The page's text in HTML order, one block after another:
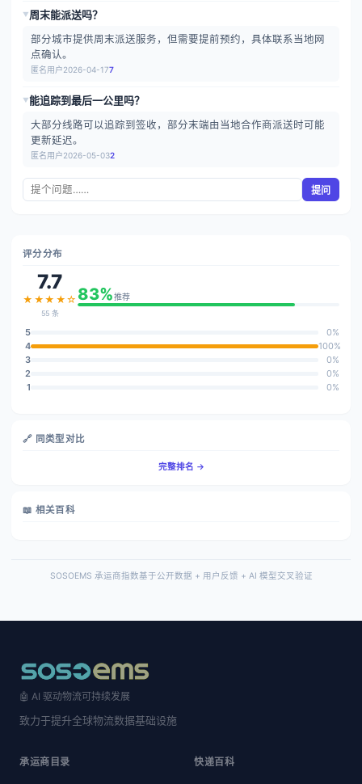
▶ 周末能派送吗？
部分城市提供周末派送服务，但需要提前预约，具体联系当地网
点确认。
匿名用户2026-04-177
▶能追踪到最后一公里吗？
大部分线路可以追踪到签收，部分末端由当地合作商派送时可能
更新延迟。
匿名用户2026-05-032
提问
评分分布
7.7
★★★★☆
55 条
83%推荐
5
0%
4
100%
3
0%
2
0%
1
0%
🔗 同类型对比
完整排名 →
📖 相关百科
SOSOEMS 承运商指数基于公开数据 + 用户反馈 + AI 模型交叉验证
🤖 AI 驱动物流可持续发展
致力于提升全球物流数据基础设施
承运商目录 快递百科